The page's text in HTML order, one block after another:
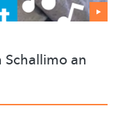
an